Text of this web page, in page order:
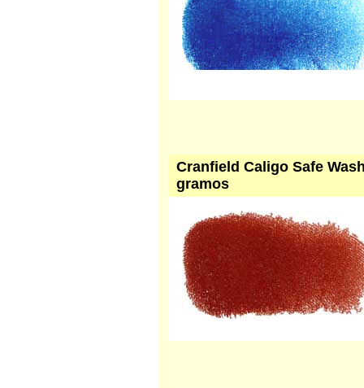
Cranfield Caligo Safe
gramos